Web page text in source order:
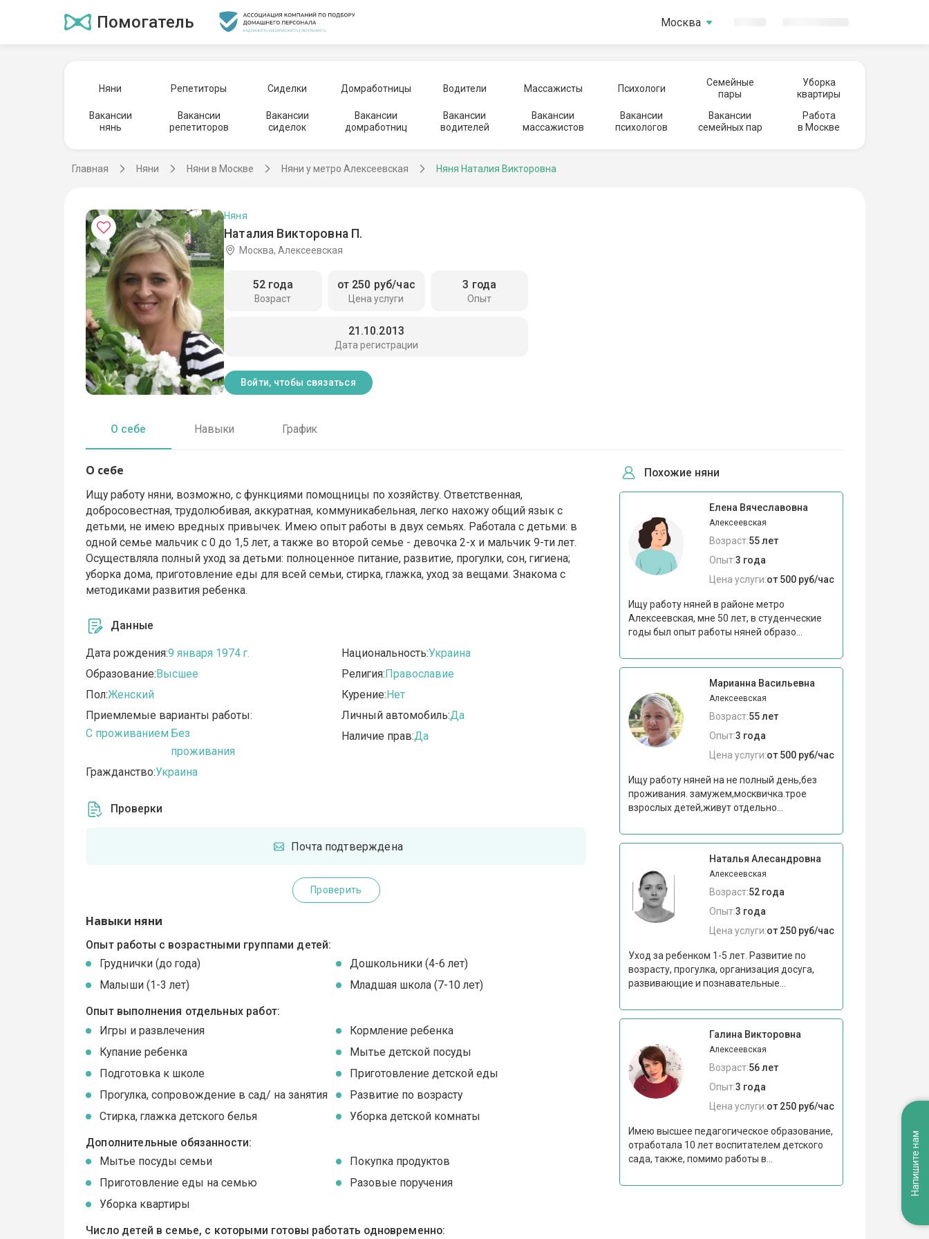
Помогатель Москва
Няни Репетиторы Сиделки Домработницы Водители Массажисты Психологи
Семейные
пары
Уборка
квартиры
Вакансии
нянь
Вакансии
репетиторов
Вакансии
сиделок
Вакансии
домработниц
Вакансии
водителей
Вакансии
массажистов
Вакансии
психологов
Вакансии
семейных пар
Работа
в Москве
Главная Няни Няни в Москве Няни у метро Алексеевская Няня Наталия Викторовна
Наталия Викторовна П.
Няня
Москва, Алексеевская
Возраст
52 года
Цена услуги
от 250 руб/час
Опыт
3 года
Дата регистрации
21.10.2013
Войти, чтобы связаться
О себе Навыки График
О себе
Ищу работу няни, возможно, с функциями помощницы по хозяйству. Ответственная,
добросовестная, трудолюбивая, аккуратная, коммуникабельная, легко нахожу общий язык с
детьми, не имею вредных привычек. Имею опыт работы в двух семьях. Работала с детьми: в
одной семье мальчик с 0 до 1,5 лет, а также во второй семье - девочка 2-х и мальчик 9-ти лет.
Осуществляла полный уход за детьми: полноценное питание, развитие, прогулки, сон, гигиена;
уборка дома, приготовление еды для всей семьи, стирка, глажка, уход за вещами. Знакома с
методиками развития ребенка.
Данные
Дата рождения:9 января 1974 г.
Образование:Высшее
Пол:Женский
Приемлемые варианты работы:
C проживанием Без
проживания
Гражданство:Украина
Национальность:Украина
Религия:Православие
Курение:Нет
Личный автомобиль:Да
Наличие прав:Да
Проверки
Почта подтверждена
Проверить
Навыки няни
Опыт работы с возрастными группами детей:
Груднички (до года)
Дошкольники (4-6 лет)
Малыши (1-3 лет)
Младшая школа (7-10 лет)
Опыт выполнения отдельных работ:
Игры и развлечения
Кормление ребенка
Купание ребенка
Мытье детской посуды
Подготовка к школе
Приготовление детской еды
Прогулка, сопровождение в сад/ на занятия
Развитие по возрасту
Стирка, глажка детского белья
Уборка детской комнаты
Дополнительные обязанности:
Мытье посуды семьи
Покупка продуктов
Приготовление еды на семью
Разовые поручения
Уборка квартиры
Число детей в семье, с которыми готовы работать одновременно:
Похожие няни
Елена Вячеславовна
Алексеевская
Возраст:55 лет
Опыт:3 года
Цена услуги:от 500 руб/час
Ищу работу няней в районе метро
Алексеевская, мне 50 лет, в студенческие
годы был опыт работы няней образо...
Марианна Васильевна
Алексеевская
Возраст:55 лет
Опыт:3 года
Цена услуги:от 500 руб/час
Ищу работу няней на не полный день,без
проживания. замужем,москвичка.трое
взрослых детей,живут отдельно...
Наталья Алесандровна
Алексеевская
Возраст:52 года
Опыт:3 года
Цена услуги:от 250 руб/час
Уход за ребенком 1-5 лет. Развитие по
возрасту, прогулка, организация досуга,
развивающие и познавательные...
Галина Викторовна
Алексеевская
Возраст:56 лет
Опыт:3 года
Цена услуги:от 250 руб/час
Имею высшее педагогическое образование,
отработала 10 лет воспитателем детского
сада, также, помимо работы в...
Напишите нам